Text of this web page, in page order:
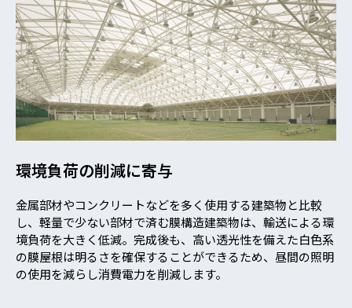
環境負荷の削減に寄与
金属部材やコンクリートなどを多く使用する建築物と比較
し、軽量で少ない部材で済む膜構造建築物は、輸送による環
境負荷を大きく低減。完成後も、高い透光性を備えた白色系
の膜屋根は明るさを確保することができるため、昼間の照明
の使用を減らし消費電力を削減します。